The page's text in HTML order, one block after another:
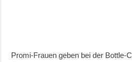
Promi-Frauen geben bei der Bottle-